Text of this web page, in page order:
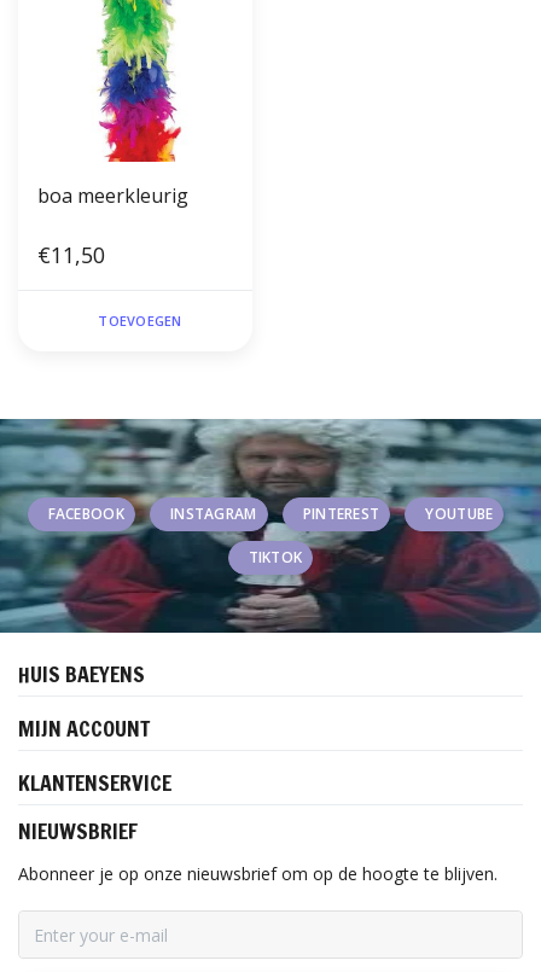
boa meerkleurig
€11,50
TOEVOEGEN
FACEBOOK INSTAGRAM PINTEREST YOUTUBE
TIKTOK
HUIS BAEYENS
MIJN ACCOUNT
KLANTENSERVICE
NIEUWSBRIEF
Abonneer je op onze nieuwsbrief om op de hoogte te blijven.